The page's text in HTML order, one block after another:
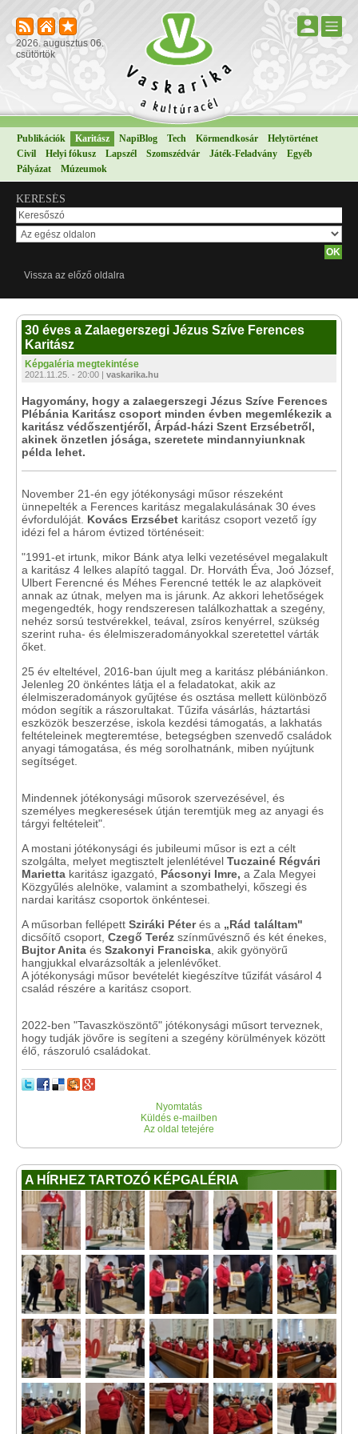
2026. augusztus 06.
csütörtök
Publikációk Karitász NapiBlog Tech Körmendkosár
Helytörténet
Civil
Helyi fókusz Lapszél Szomszédvár Játék-Feladvány
Egyéb
Pályázat
Múzeumok
KERESÉS
Vissza az előző oldalra
30 éves a Zalaegerszegi Jézus Szíve Ferences
Karitász
Képgaléria megtekintése
2021.11.25. - 20:00 | vaskarika.hu
Hagyomány, hogy a zalaegerszegi Jézus Szíve Ferences
Plébánia Karitász csoport minden évben megemlékezik a
karitász védőszentjéről, Árpád-házi Szent Erzsébetről,
akinek önzetlen jósága, szeretete mindannyiunknak
példa lehet.
November 21-én egy jótékonysági műsor részeként
ünnepelték a Ferences karitász megalakulásának 30 éves
évfordulóját. Kovács Erzsébet karitász csoport vezető így
idézi fel a három évtized történéseit:
"1991-et irtunk, mikor Bánk atya lelki vezetésével megalakult
a karitász 4 lelkes alapító taggal. Dr. Horváth Éva, Joó József,
Ulbert Ferencné és Méhes Ferencné tették le az alapköveit
annak az útnak, melyen ma is járunk. Az akkori lehetőségek
megengedték, hogy rendszeresen találkozhattak a szegény,
nehéz sorsú testvérekkel, teával, zsíros kenyérrel, szükség
szerint ruha- és élelmiszeradományokkal szeretettel várták
őket.
25 év elteltével, 2016-ban újult meg a karitász plébániánkon.
Jelenleg 20 önkéntes látja el a feladatokat, akik az
élelmiszeradományok gyűjtése és osztása mellett különböző
módon segítik a rászorultakat. Tűzifa vásárlás, háztartási
eszközök beszerzése, iskola kezdési támogatás, a lakhatás
feltételeinek megteremtése, betegségben szenvedő családok
anyagi támogatása, és még sorolhatnánk, miben nyújtunk
segítséget.
Mindennek jótékonysági műsorok szervezésével, és
személyes megkeresések útján teremtjük meg az anyagi és
tárgyi feltételeit".
A mostani jótékonysági és jubileumi műsor is ezt a célt
szolgálta, melyet megtisztelt jelenlétével Tuczainé Régvári
Marietta karitász igazgató, Pácsonyi Imre, a Zala Megyei
Közgyűlés alelnöke, valamint a szombathelyi, kőszegi és
nardai karitász csoportok önkéntesei.
A műsorban fellépett Sziráki Péterés a „Rád találtam"
dicsőítő csoport, Czegő Teréz színművésznő és két énekes,
Bujtor Anita és Szakonyi Franciska , akik gyönyörű
hangjukkal elvarázsolták a jelenlévőket.
A jótékonysági műsor bevételét kiegészítve tűzifát vásárol 4
család részére a karitász csoport.
2022-ben "Tavaszköszöntő" jótékonysági műsort terveznek,
hogy tudják jövőre is segíteni a szegény körülmények között
élő, rászoruló családokat.
Nyomtatás
Küldés e-mailben
Az oldal tetejére
A HÍRHEZ TARTOZÓ KÉPGALÉRIA